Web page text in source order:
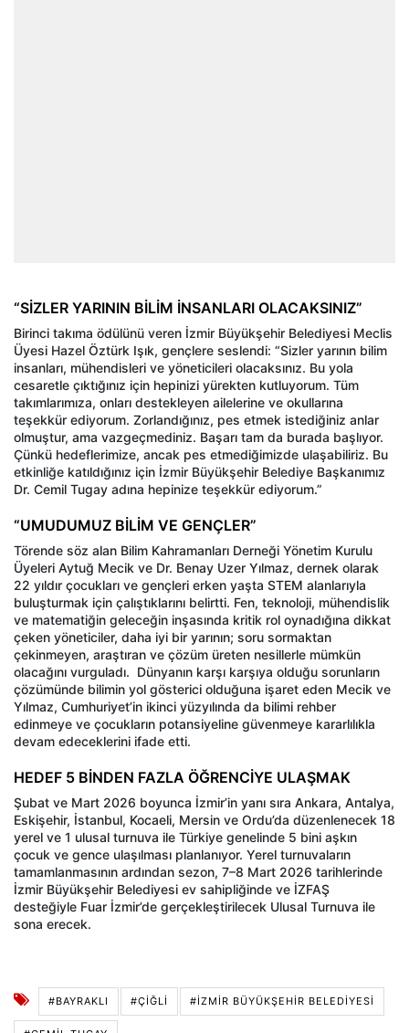
“SİZLER YARININ BİLİM İNSANLARI OLACAKSINIZ”
Birinci takıma ödülünü veren İzmir Büyükşehir Belediyesi Meclis
Üyesi Hazel Öztürk Işık, gençlere seslendi: “Sizler yarının bilim
insanları, mühendisleri ve yöneticileri olacaksınız. Bu yola
cesaretle çıktığınız için hepinizi yürekten kutluyorum. Tüm
takımlarımıza, onları destekleyen ailelerine ve okullarına
teşekkür ediyorum. Zorlandığınız, pes etmek istediğiniz anlar
olmuştur, ama vazgeçmediniz. Başarı tam da burada başlıyor.
Çünkü hedeflerimize, ancak pes etmediğimizde ulaşabiliriz. Bu
etkinliğe katıldığınız için İzmir Büyükşehir Belediye Başkanımız
Dr. Cemil Tugay adına hepinize teşekkür ediyorum.”
“UMUDUMUZ BİLİM VE GENÇLER”
Törende söz alan Bilim Kahramanları Derneği Yönetim Kurulu
Üyeleri Aytuğ Mecik ve Dr. Benay Uzer Yılmaz, dernek olarak
22 yıldır çocukları ve gençleri erken yaşta STEM alanlarıyla
buluşturmak için çalıştıklarını belirtti. Fen, teknoloji, mühendislik
ve matematiğin geleceğin inşasında kritik rol oynadığına dikkat
çeken yöneticiler, daha iyi bir yarının; soru sormaktan
çekinmeyen, araştıran ve çözüm üreten nesillerle mümkün
olacağını vurguladı. Dünyanın karşı karşıya olduğu sorunların
çözümünde bilimin yol gösterici olduğuna işaret eden Mecik ve
Yılmaz, Cumhuriyet’in ikinci yüzyılında da bilimi rehber
edinmeye ve çocukların potansiyeline güvenmeye kararlılıkla
devam edeceklerini ifade etti.
HEDEF 5 BİNDEN FAZLA ÖĞRENCİYE ULAŞMAK
Şubat ve Mart 2026 boyunca İzmir’in yanı sıra Ankara, Antalya,
Eskişehir, İstanbul, Kocaeli, Mersin ve Ordu’da düzenlenecek 18
yerel ve 1 ulusal turnuva ile Türkiye genelinde 5 bini aşkın
çocuk ve gence ulaşılması planlanıyor. Yerel turnuvaların
tamamlanmasının ardından sezon, 7–8 Mart 2026 tarihlerinde
İzmir Büyükşehir Belediyesi ev sahipliğinde ve İZFAŞ
desteğiyle Fuar İzmir’de gerçekleştirilecek Ulusal Turnuva ile
sona erecek.
#BAYRAKLI #ÇIĞLI #İZMIR BÜYÜKŞEHIR BELEDIYESI